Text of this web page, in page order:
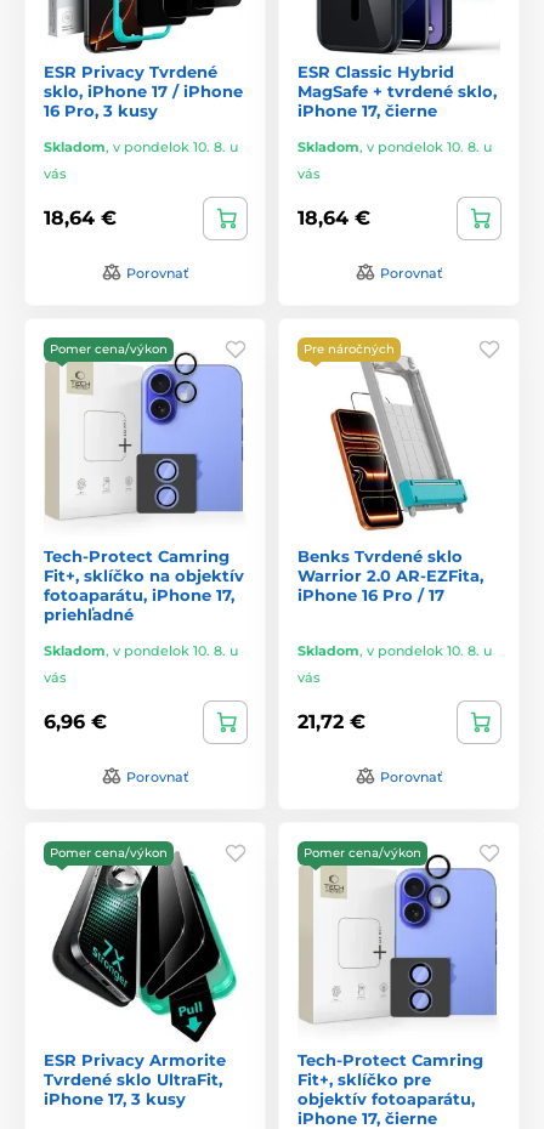
ESR Privacy Tvrdené
sklo, iPhone 17 / iPhone
16 Pro, 3 kusy
Skladom, v pondelok 10. 8. u
vás
18,64 €
Porovnať
ESR Classic Hybrid
MagSafe + tvrdené sklo,
iPhone 17, čierne
Skladom, v pondelok 10. 8. u
vás
18,64 €
Porovnať
Pomer cena/výkon
Tech-Protect Camring
Fit+, sklíčko na objektív
fotoaparátu, iPhone 17,
priehľadné
Skladom, v pondelok 10. 8. u
vás
6,96 €
Porovnať
Pre náročných
Benks Tvrdené sklo
Warrior 2.0 AR-EZFita,
iPhone 16 Pro / 17
Skladom, v pondelok 10. 8. u
vás
21,72 €
Porovnať
Pomer cena/výkon
ESR Privacy Armorite
Tvrdené sklo UltraFit,
iPhone 17, 3 kusy
Pomer cena/výkon
Tech-Protect Camring
Fit+, sklíčko pre
objektív fotoaparátu,
iPhone 17, čierne